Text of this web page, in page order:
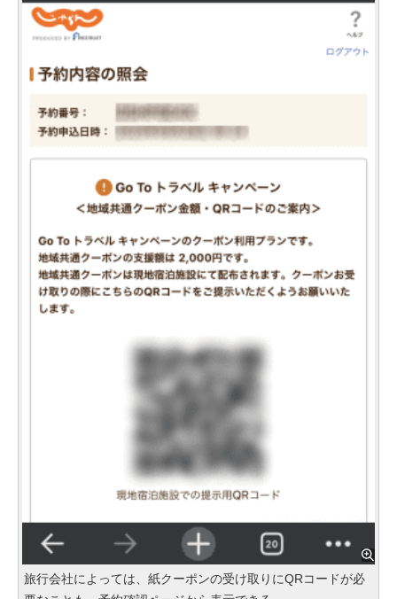
旅行会社によっては、紙クーポンの受け取りにQRコードが必